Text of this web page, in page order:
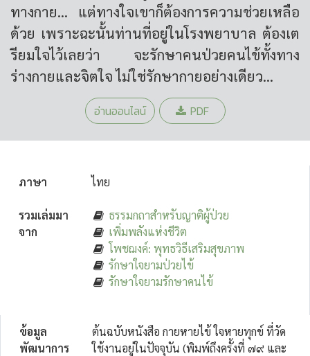
ทางกาย... แต่ทางใจเขาก็ต้องการความช่วยเหลือ
ด้วย เพราะฉะนั้นท่านที่อยู่ในโรงพยาบาล ต้องเต
รียมใจไว้เลยว่า จะรักษาคนป่วยคนไข้ทั้งทาง
ร่างกายและจิตใจ ไม่ใช่รักษากายอย่างเดียว...
อ่านออนไลน์ PDF
ภาษา ไทย
รวมเล่มมา
จาก
ธรรมกถาสำหรับญาติผู้ป่วย
เพิ่มพลังแห่งชีวิต
โพชฌงค์: พุทธวิธีเสริมสุขภาพ
รักษาใจยามป่วยไข้
รักษาใจยามรักษาคนไข้
ข้อมูล
พัฒนาการ
ต้นฉบับหนังสือ กายหายไข้ ใจหายทุกข์ ที่วัด
ใช้งานอยู่ในปัจจุบัน (พิมพ์ถึงครั้งที่ ๗๙ และ